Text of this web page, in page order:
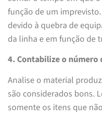
função de um
devido à quebra de
da linha e em função de
4. Contabilize o
Analise o material
são considerados bons.
somente os itens que